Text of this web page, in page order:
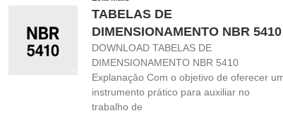
TABELAS DE
DIMENSIONAMENTO NBR 5410
DOWNLOAD TABELAS DE
DIMENSIONAMENTO NBR 5410
Explanaçâo Com o objetivo de oferecer
instrumento prático para auxiliar no
trabalho de